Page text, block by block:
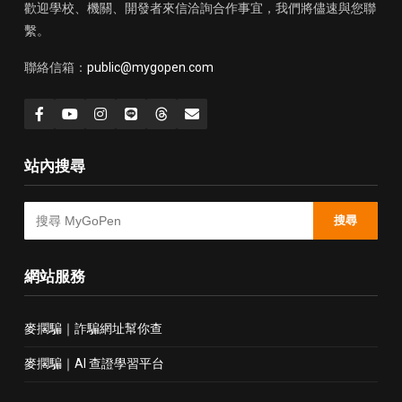
歡迎學校、機關、開發者來信洽詢合作事宜，我們將儘速與您聯
繫。
聯絡信箱： public@mygopen.com
站內搜尋
搜尋
網站服務
麥擱騙｜詐騙網址幫你查
麥擱騙｜AI 查證學習平台